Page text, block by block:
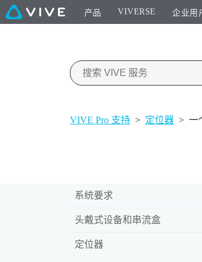
产品 VIVERSE 企业用
VIVE Pro 支持 > 定位器 > 一
系统要求
头戴式设备和串流盒
定位器